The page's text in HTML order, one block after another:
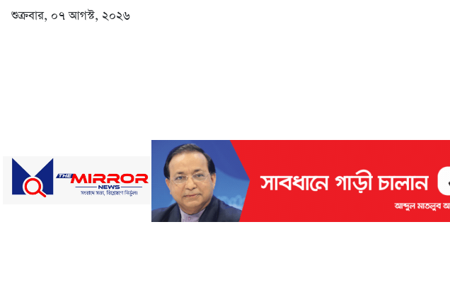
শুক্রবার, ০৭ আগস্ট, ২০২৬